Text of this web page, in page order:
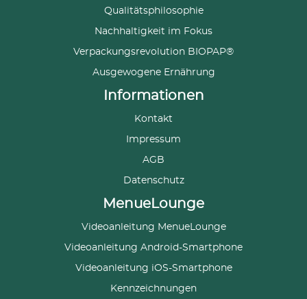
Qualitätsphilosophie
Nachhaltigkeit im Fokus
Verpackungsrevolution BIOPAP®
Ausgewogene Ernährung
Informationen
Kontakt
Impressum
AGB
Datenschutz
MenueLounge
Videoanleitung MenueLounge
Videoanleitung Android-Smartphone
Videoanleitung iOS-Smartphone
Kennzeichnungen